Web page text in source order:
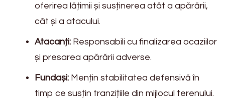
oferirea lățimii și susținerea atât a apărării,
cât și a atacului.
Atacanți: Responsabili cu finalizarea ocaziilor
și presarea apărării adverse.
Fundași: Mențin stabilitatea defensivă în
timp ce susțin tranzițiile din mijlocul terenului.